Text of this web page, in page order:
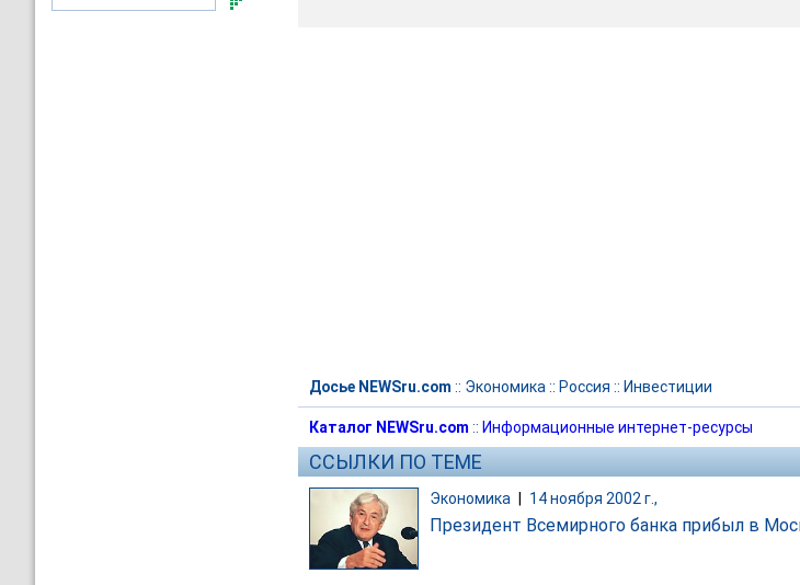
Досье NEWSru.com :: Экономика :: Россия :: Инвестиции
Каталог NEWSru.com :: Информационные интернет-ресурсы
ССЫЛКИ ПО ТЕМЕ
Экономика 14 ноября 2002 г.,
Президент Всемирного банка прибыл в